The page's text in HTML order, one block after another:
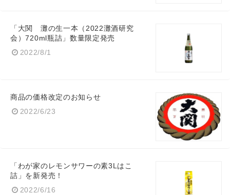
「大関 灘の生一本（2022灘酒研究
会）720ml瓶詰」数量限定発売
2022/8/1
商品の価格改定のお知らせ
2022/6/23
「わが家のレモンサワーの素3Lはこ
詰」を新発売！
2022/6/16